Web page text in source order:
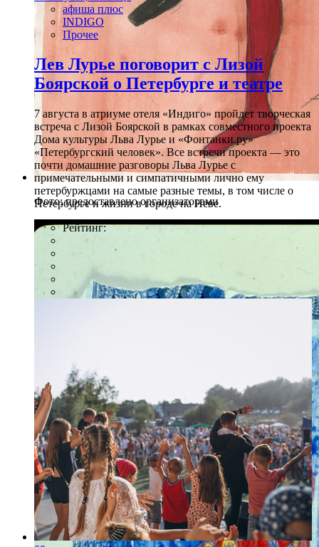
Фото: предоставлено организаторами
афиша плюс
INDIGO
Прочее
Лев Лурье поговорит с Лизой
Боярской о Петербурге и театре
7 августа в атриуме отеля «Индиго» пройдет творческая
встреча с Лизой Боярской в рамках совместного проекта
Дома культуры Льва Лурье и «Фонтанки.ру»
«Петербургский человек». Все встречи проекта — это
почти домашние разговоры Льва Лурье с
примечательными и симпатичными лично ему
петербуржцами на самые разные темы, в том числе о
Петербурге и жизни в городе на Неве.
Рейтинг: